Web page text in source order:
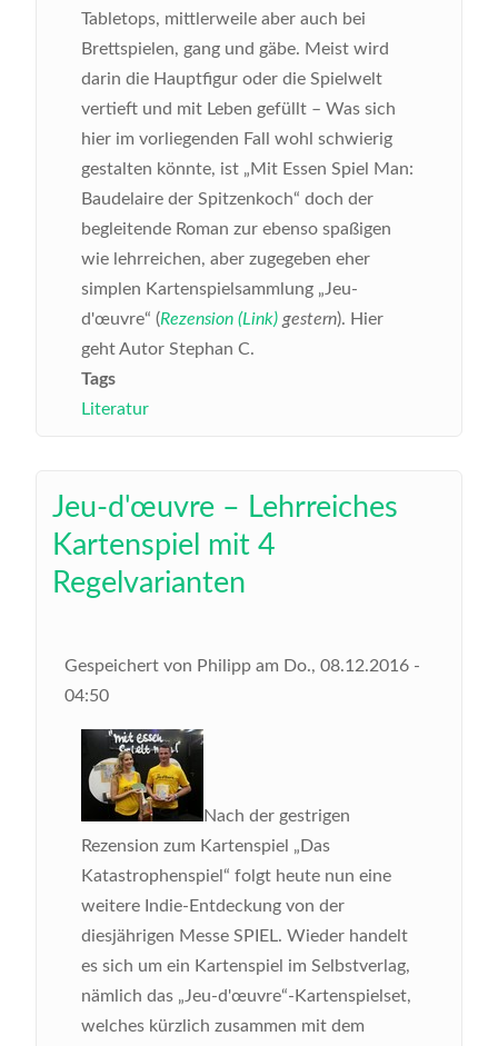
Tabletops, mittlerweile aber auch bei
Brettspielen, gang und gäbe. Meist wird
darin die Hauptfigur oder die Spielwelt
vertieft und mit Leben gefüllt – Was sich
hier im vorliegenden Fall wohl schwierig
gestalten könnte, ist „Mit Essen Spiel Man:
Baudelaire der Spitzenkoch“ doch der
begleitende Roman zur ebenso spaßigen
wie lehrreichen, aber zugegeben eher
simplen Kartenspielsammlung „Jeu-
d'œuvre“ (Rezension (Link) gestern). Hier
geht Autor Stephan C.
Tags
Literatur
Jeu-d'œuvre – Lehrreiches
Kartenspiel mit 4
Regelvarianten
Gespeichert von Philipp am Do., 08.12.2016 -
04:50
Nach der gestrigen
Rezension zum Kartenspiel „Das
Katastrophenspiel“ folgt heute nun eine
weitere Indie-Entdeckung von der
diesjährigen Messe SPIEL. Wieder handelt
es sich um ein Kartenspiel im Selbstverlag,
nämlich das „Jeu-d'œuvre“-Kartenspielset,
welches kürzlich zusammen mit dem